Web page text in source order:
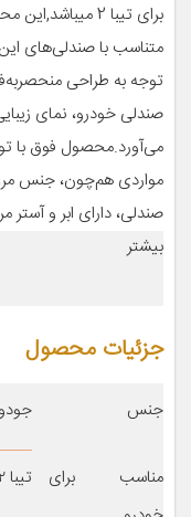
برای تیبا 2
متناسب با صندلی‌های
توجه به طراحی
صندلی خودرو، نمای
می‌آورد.محصول فوق با
مواردی هم‌چون، جنس
صندلی، دارای ابر و آستر
بیشتر
جزئیات محصول
جنس
مناسب برای
تیبا ۲